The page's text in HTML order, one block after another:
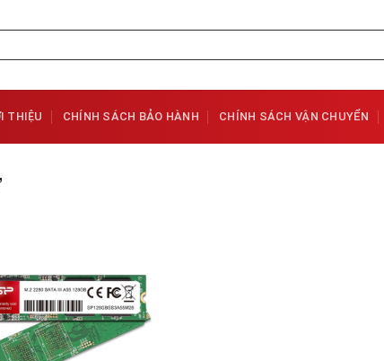
THIỆU CHÍNH SÁCH BẢO HÀNH CHÍNH SÁCH VẬN CHUYỂN
Add to
Wishlist